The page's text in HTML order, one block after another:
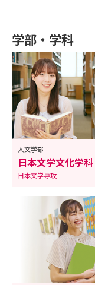
学部・学科
人文学部
日本文学文化学科
日本文学専攻